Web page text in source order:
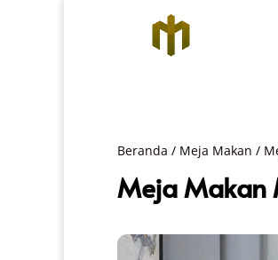
Beranda / Meja Makan /
Meja Makan